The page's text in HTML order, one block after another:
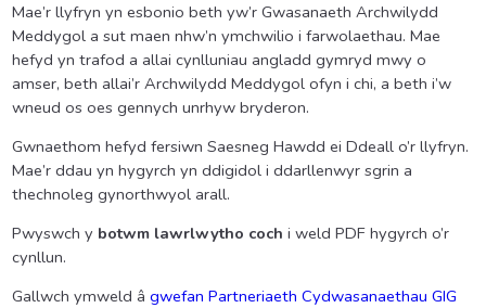
Mae’r llyfryn yn esbonio beth yw’r Gwasanaeth Archwilydd
Meddygol a sut maen nhw’n ymchwilio i farwolaethau. Mae
hefyd yn trafod a allai cynlluniau angladd gymryd mwy o
amser, beth allai’r Archwilydd Meddygol ofyn i chi, a beth i’w
wneud os oes gennych unrhyw bryderon.
Gwnaethom hefyd fersiwn Saesneg Hawdd ei Ddeall o’r llyfryn.
Mae’r ddau yn hygyrch yn ddigidol i ddarllenwyr sgrin a
thechnoleg gynorthwyol arall.
Pwyswch y botwm lawrlwytho coch i weld PDF hygyrch o’r
cynllun.
Gallwch ymweld â gwefan Partneriaeth Cydwasanaethau GIG